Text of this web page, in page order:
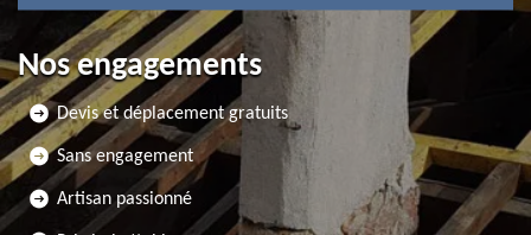
Nos engagements
Devis et déplacement gratuits
Sans engagement
Artisan passionné